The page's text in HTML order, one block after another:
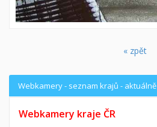
« zpět
Webkamery - seznam krajů - aktuálně
Webkamery kraje ČR